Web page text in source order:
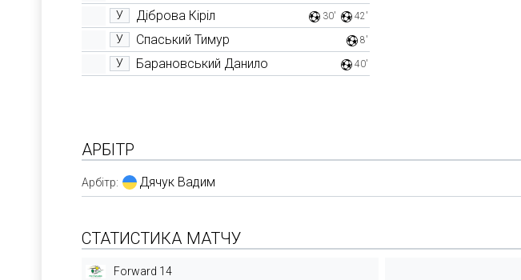
У Діброва Кіріл 30' 42'
У Спаський Тимур 8'
У Барановський Данило 40'
АРБІТР
Арбітр: Дячук Вадим
СТАТИСТИКА МАТЧУ
Forward 14